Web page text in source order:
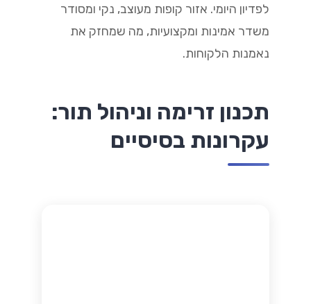
לפדיון היומי. אזור קופות מעוצב, נקי ומסודר
משדר אמינות ומקצועיות, מה שמחזק את
נאמנות הלקוחות.
תכנון זרימה וניהול תור:
עקרונות בסיסיים